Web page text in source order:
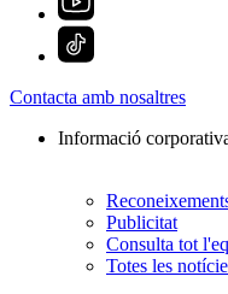
Contacta amb nosaltres
Informació
Publicitat
Consulta tot
Totes les